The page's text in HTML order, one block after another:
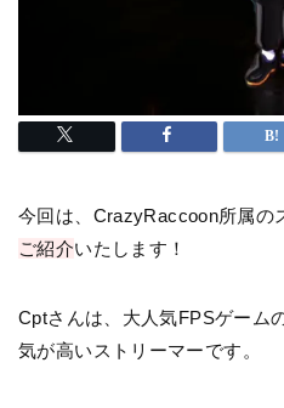
今回は、CrazyRaccoon所属の
ご紹介いたします！
Cptさんは、大人気FPSゲーム
気が高いストリーマーです。